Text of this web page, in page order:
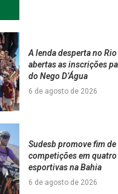
A lenda desperta no
abertas as inscrições
do Nego D’Água
6 de agosto de 2026
Sudesb promove fim de
competições em
esportivas na Bahia
6 de agosto de 2026